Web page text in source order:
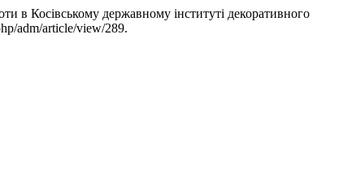
в Косівському державному інституті декоративного
adm/article/view/289.